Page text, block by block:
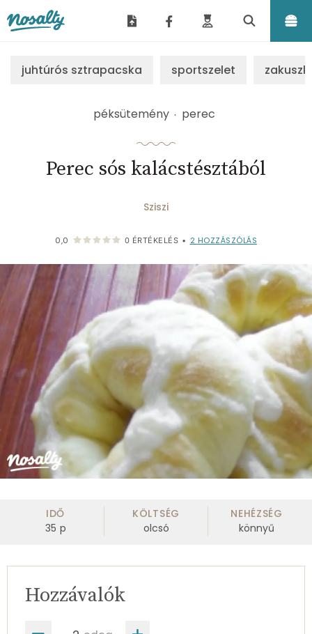
juhtúrós sztrapacska sportszelet
péksütemény perec
Perec sós kalácstésztából
Sziszi
0,0 0 ÉRTÉKELÉS • 2 HOZZÁSZÓLÁS
IDŐ
35 p
KÖLTSÉG
olcsó
NEHÉZSÉG
könnyű
Hozzávalók